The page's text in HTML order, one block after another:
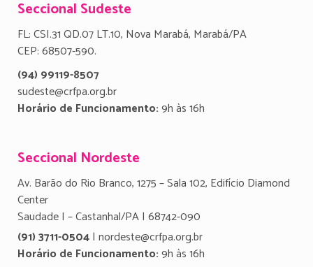
Seccional Sudeste
FL: CSI.31 QD.07 LT.10, Nova Marabá, Marabá/PA
CEP: 68507-590.
(94) 99119-8507
sudeste@crfpa.org.br
Horário de Funcionamento:9h às 16h
Seccional Nordeste
Av. Barão do Rio Branco, 1275 – Sala 102, Edifício Diamond
Center
Saudade I – Castanhal/PA | 68742-090
(91) 3711-0504| nordeste@crfpa.org.br
Horário de Funcionamento:9h às 16h